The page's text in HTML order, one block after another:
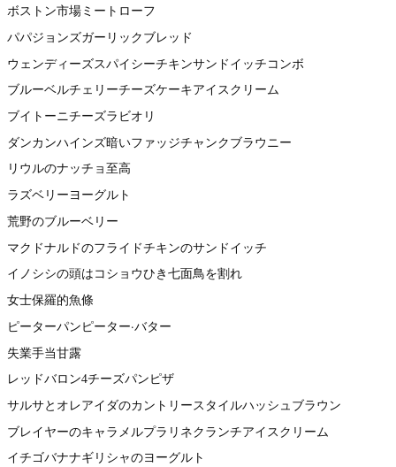
ボストン市場ミートローフ
パパジョンズガーリックブレッド
ウェンディーズスパイシーチキンサンドイッチコンボ
ブルーベルチェリーチーズケーキアイスクリーム
ブイトーニチーズラビオリ
ダンカンハインズ暗いファッジチャンクブラウニー
リウルのナッチョ至高
ラズベリーヨーグルト
荒野のブルーベリー
マクドナルドのフライドチキンのサンドイッチ
イノシシの頭はコショウひき七面鳥を割れ
女士保羅的魚條
ピーターパンピーター·バター
失業手当甘露
レッドバロン4チーズパンピザ
サルサとオレアイダのカントリースタイルハッシュブラウン
ブレイヤーのキャラメルプラリネクランチアイスクリーム
イチゴバナナギリシャのヨーグルト